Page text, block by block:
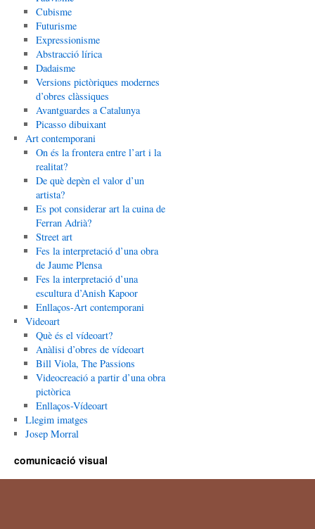
Cubisme
Futurisme
Expressionisme
Abstracció lírica
Dadaisme
Versions pictòriques modernes
d’obres clàssiques
Avantguardes a Catalunya
Picasso dibuixant
Art contemporani
On és la frontera entre l’art i la
realitat?
De què depèn el valor d’un
artista?
Es pot considerar art la cuina de
Ferran Adrià?
Street art
Fes la interpretació d’una obra
de Jaume Plensa
Fes la interpretació d’una
escultura d’Anish Kapoor
Enllaços-Art contemporani
Videoart
Què és el vídeoart?
Anàlisi d’obres de vídeoart
Bill Viola, The Passions
Videocreació a partir d’una obra
pictòrica
Enllaços-Vídeoart
Llegim imatges
Josep Morral
comunicació visual